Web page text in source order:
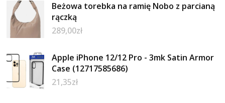
Beżowa torebka na ramię Nobo z parcianą
rączką
289,00zł
Apple iPhone 12/12 Pro - 3mk Satin Armor
Case (12717585686)
21,35zł